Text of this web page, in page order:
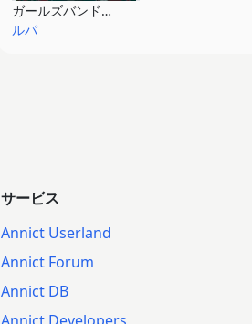
ガールズバンドクライ
ルパ
サービス
Annict Userland
Annict Forum
Annict DB